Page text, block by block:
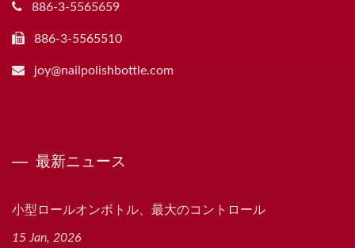
886-3-5565659
886-3-5565510
joy@nailpolishbottle.com
最新ニュース
小型ロールオンボトル、最大のコントロール
15 Jan, 2026